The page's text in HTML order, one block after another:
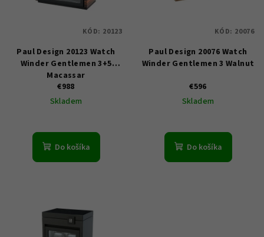
Paul Design 20123 Watch
Winder Gentlemen 3+5
Macassar
€988
Skladem
Do košíka
KÓD: 20123
Paul Design 20076 Watch
Winder Gentlemen 3 Walnut
€596
Skladem
Do košíka
KÓD: 20076